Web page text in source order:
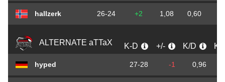
hallzerk 26-24 +2 1,08 0,60
ALTERNATE aTTaX K-D +/- K/D K/
hyped 27-28 -1 0,96